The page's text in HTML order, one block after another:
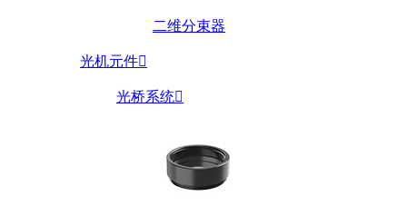
二维分束器
光机元件
光桥系统